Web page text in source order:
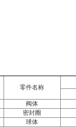
零件名称
阀体
密封圈
球体